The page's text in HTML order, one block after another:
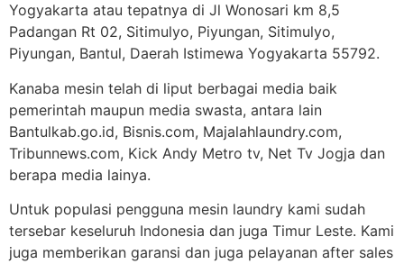
Yogyakarta atau tepatnya di Jl Wonosari km 8,5
Padangan Rt 02, Sitimulyo, Piyungan, Sitimulyo,
Piyungan, Bantul, Daerah Istimewa Yogyakarta 55792.
Kanaba mesin telah di liput berbagai media baik
pemerintah maupun media swasta, antara lain
Bantulkab.go.id, Bisnis.com, Majalahlaundry.com,
Tribunnews.com, Kick Andy Metro tv, Net Tv Jogja dan
berapa media lainya.
Untuk populasi pengguna mesin laundry kami sudah
tersebar keseluruh Indonesia dan juga Timur Leste. Kami
juga memberikan garansi dan juga pelayanan after sales